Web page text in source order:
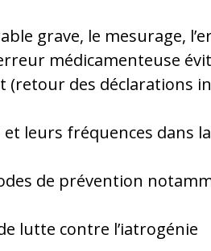
grave, le mesurage,
médicamenteuse
des déclarations
leurs fréquences dans
de prévention
lutte contre l’iatrogénie